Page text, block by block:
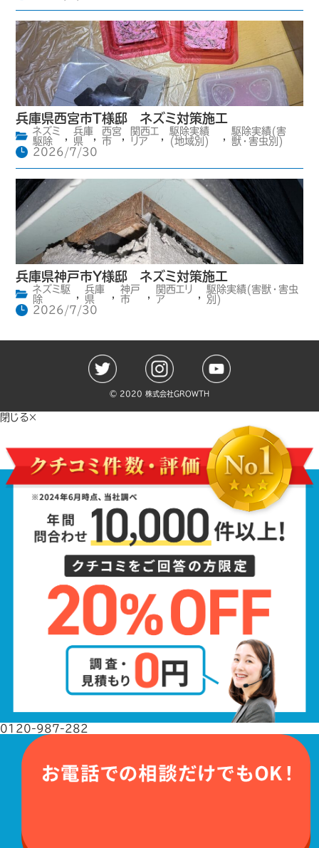
兵庫県西宮市T様邸 ネズミ対策施工
ネズミ
駆除
,
兵庫
県
,
西宮
市
,
関西エ
リア
,
駆除実績
(地域別)
,
駆除実績(害
獣・害虫別)
2026/7/30
兵庫県神戸市Y様邸 ネズミ対策施工
ネズミ駆
除
,
兵庫
県
,
神戸
市
,
関西エリ
ア
,
駆除実績(害獣・害虫
別)
2026/7/30
©️ 2020 株式会社GROWTH
閉じる×
0120-987-282